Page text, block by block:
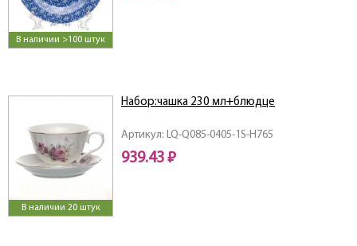
В наличии >100 штук
В наличии 20 штук
Артикул: LQ-Q085-0405-1S-H765
Набор:чашка 230 мл+блюдце
939.43 ₽